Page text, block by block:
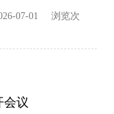
07-01
浏览次
会议